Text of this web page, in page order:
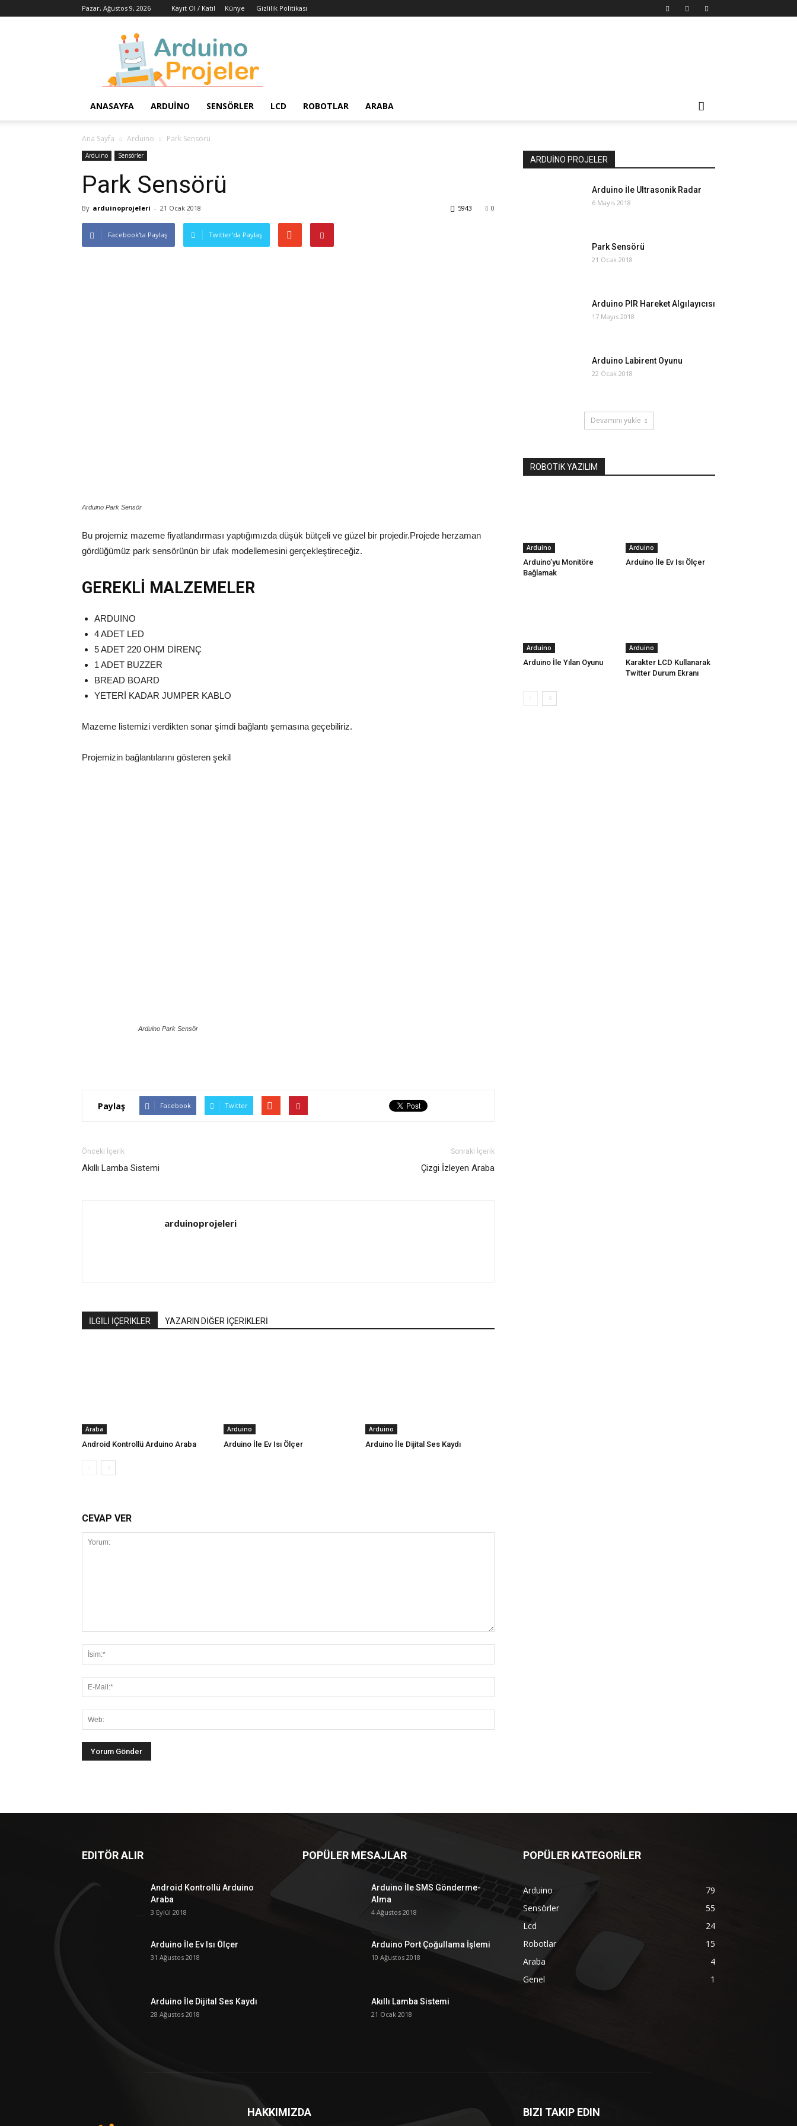
Pazar, Ağustos 9, 2026 Kayıt Ol / Katıl Künye Gizlilik Politikası
Arduino
Projeleri
ANASAYFA ARDUINO SENSÖRLER LCD ROBOTLAR ARABA
Ana Sayfa Arduino Park Sensörü
Arduino Sensörler
Park Sensörü
By arduinoprojeleri - 21 Ocak 2018 0
5943
Facebook'ta Paylaş Twitter'da Paylaş
Arduino Park Sensör
Bu projemiz mazeme fiyatlandırması yaptığımızda düşük bütçeli ve güzel bir projedir.Projede herzaman
gördüğümüz park sensörünün bir ufak modellemesini gerçekleştireceğiz.
GEREKLİ MALZEMELER
ARDUINO
4 ADET LED
5 ADET 220 OHM DİRENÇ
1 ADET BUZZER
BREAD BOARD
YETERİ KADAR JUMPER KABLO
Mazeme listemizi verdikten sonar şimdi bağlantı şemasına geçebiliriz.
Projemizin bağlantılarını gösteren şekil
Arduino Park Sensör
Paylaş Facebook Twitter
Önceki İçerik
Akıllı Lamba Sistemi
Sonraki İçerik
Çizgi İzleyen Araba
arduinoprojeleri
İLGİLİ İÇERİKLER YAZARIN DİĞER İÇERİKLERİ
Araba
Android Kontrollü Arduino Araba
Arduino
Arduino İle Ev Isı Ölçer
Arduino
Arduino İle Dijital Ses Kaydı
CEVAP VER
ARDUİNO PROJELER
Arduino İle Ultrasonik Radar
6 Mayıs 2018
Park Sensörü
21 Ocak 2018
Arduino PIR Hareket Algılayıcısı
17 Mayıs 2018
Arduino Labirent Oyunu
22 Ocak 2018
Devamını yükle
ROBOTİK YAZILIM
Arduino
Arduino’yu Monitöre
Bağlamak
Arduino
Arduino İle Ev Isı Ölçer
Arduino
Arduino İle Yılan Oyunu
Arduino
Karakter LCD Kullanarak
Twitter Durum Ekranı
EDITÖR ALIR
Android Kontrollü Arduino
Araba
3 Eylül 2018
Arduino İle Ev Isı Ölçer
31 Ağustos 2018
Arduino İle Dijital Ses Kaydı
28 Ağustos 2018
POPÜLER MESAJLAR
Arduino İle SMS Gönderme-
Alma
4 Ağustos 2018
Arduino Port Çoğullama İşlemi
10 Ağustos 2018
Akıllı Lamba Sistemi
21 Ocak 2018
POPÜLER KATEGORİLER
Arduino
79
Sensörler
55
Lcd
24
Robotlar
15
Araba
4
Genel
1
HAKKIMIZDA BIZI TAKIP EDIN